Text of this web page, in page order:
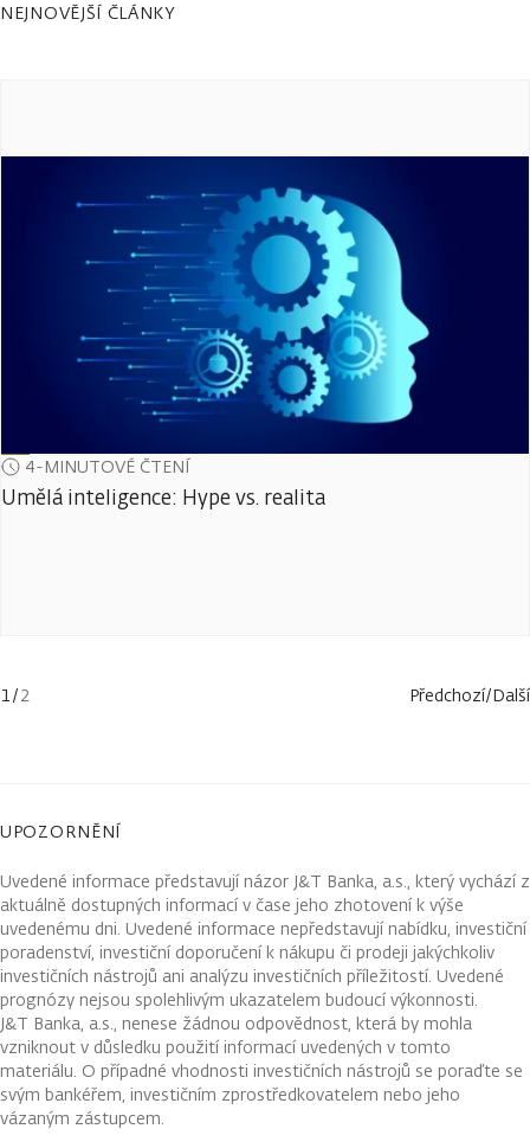
NEJNOVĚJŠÍ ČLÁNKY
4-MINUTOVÉ ČTENÍ
Umělá inteligence: Hype vs. realita
1/2 Předchozí/Další
UPOZORNĚNÍ
Uvedené informace představují názor J&T Banka, a.s., který vychází z
aktuálně dostupných informací v čase jeho zhotovení k výše
uvedenému dni. Uvedené informace nepředstavují nabídku, investiční
poradenství, investiční doporučení k nákupu či prodeji jakýchkoliv
investičních nástrojů ani analýzu investičních příležitostí. Uvedené
prognózy nejsou spolehlivým ukazatelem budoucí výkonnosti.
J&T Banka, a.s., nenese žádnou odpovědnost, která by mohla
vzniknout v důsledku použití informací uvedených v tomto
materiálu. O případné vhodnosti investičních nástrojů se poraďte se
svým bankéřem, investičním zprostředkovatelem nebo jeho
vázaným zástupcem.